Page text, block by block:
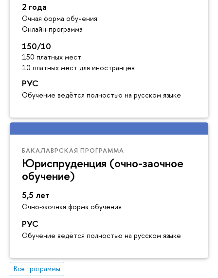
2 года
Очная форма обучения
Онлайн-программа
150/10
150 платных мест
10 платных мест для иностранцев
РУС
Обучение ведётся полностью на русском языке
БАКАЛАВРСКАЯ ПРОГРАММА
Юриспруденция (очно-заочное
обучение)
5,5 лет
Очно-заочная форма обучения
РУС
Обучение ведётся полностью на русском языке
Все программы